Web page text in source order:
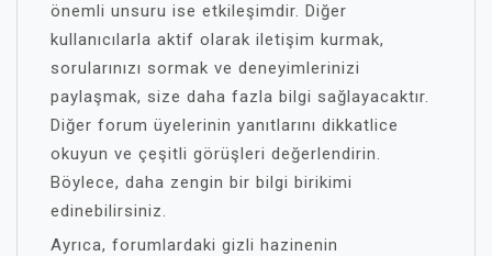
önemli unsuru ise etkileşimdir. Diğer
kullanıcılarla aktif olarak iletişim kurmak,
sorularınızı sormak ve deneyimlerinizi
paylaşmak, size daha fazla bilgi sağlayacaktır.
Diğer forum üyelerinin yanıtlarını dikkatlice
okuyun ve çeşitli görüşleri değerlendirin.
Böylece, daha zengin bir bilgi birikimi
edinebilirsiniz.
Ayrıca, forumlardaki gizli hazinenin